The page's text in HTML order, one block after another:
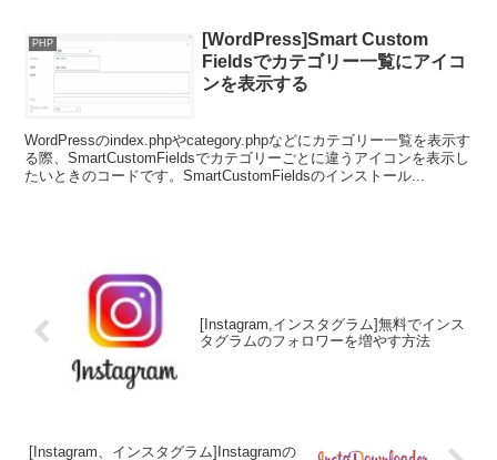
PHP
[WordPress]Smart Custom
Fieldsでカテゴリー一覧にアイコ
ンを表示する
WordPressのindex.phpやcategory.phpなどにカテゴリー一覧を表示す
る際、SmartCustomFieldsでカテゴリーごとに違うアイコンを表示し
たいときのコードです。SmartCustomFieldsのインストール...
[Instagram,インスタグラム]無料でインス
タグラムのフォロワーを増やす方法
[Instagram、インスタグラム]Instagramの